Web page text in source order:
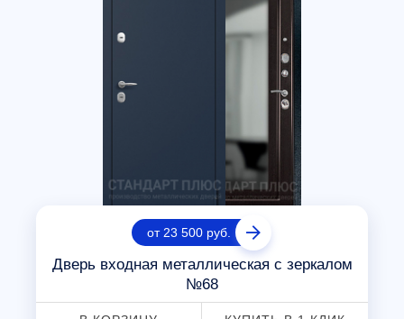
от 23 500 руб.
Дверь входная металлическая с зеркалом
№68